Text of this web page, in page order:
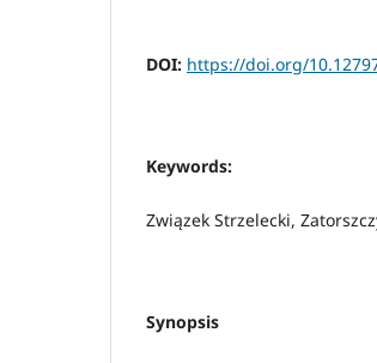
DOI: https://doi.org/
Keywords:
Związek Strzelecki,
Synopsis